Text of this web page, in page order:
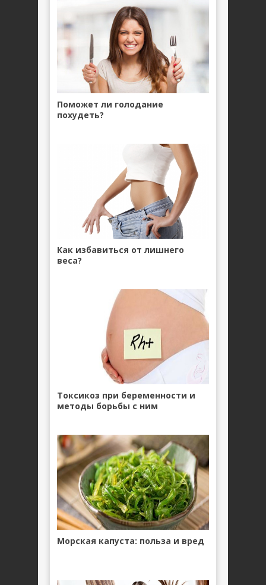
Поможет ли голодание
похудеть?
Как избавиться от лишнего
веса?
Токсикоз при беременности и
методы борьбы с ним
Морская капуста: польза и вред